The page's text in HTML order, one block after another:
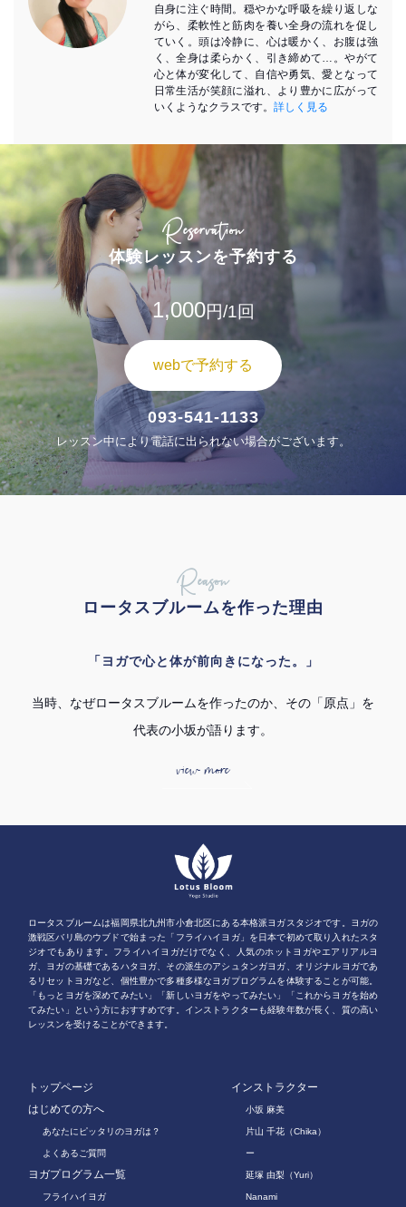
自身に注ぐ時間。穏やかな呼吸を繰り返しな
がら、柔軟性と筋肉を養い全身の流れを促し
ていく。頭は冷静に、心は暖かく、お腹は強
く、全身は柔らかく、引き締めて…。やがて
心と体が変化して、自信や勇気、愛となって
日常生活が笑顔に溢れ、より豊かに広がって
いくようなクラスです。 詳しく見る
Reservation
体験レッスンを予約する
1,000円/1回
webで予約する
093-541-1133
レッスン中により電話に出られない場合がございます。
Reason
ロータスブルームを作った理由
「ヨガで心と体が前向きになった。」
当時、なぜロータスブルームを作ったのか、その「原点」を
代表の小坂が語ります。
view more
ロータスブルームは福岡県北九州市小倉北区にある本格派ヨガスタジオです。ヨガの
激戦区バリ島のウブドで始まった「フライハイヨガ」を日本で初めて取り入れたスタ
ジオでもあります。フライハイヨガだけでなく、人気のホットヨガやエアリアルヨ
ガ、ヨガの基礎であるハタヨガ、その派生のアシュタンガヨガ、オリジナルヨガであ
るリセットヨガなど、個性豊かで多種多様なヨガプログラムを体験することが可能。
「もっとヨガを深めてみたい」「新しいヨガをやってみたい」「これからヨガを始め
てみたい」という方におすすめです。インストラクターも経験年数が長く、質の高い
レッスンを受けることができます。
トップページ
はじめての方へ
あなたにピッタリのヨガは？
よくあるご質問
ヨガプログラム一覧
フライハイヨガ
インストラクター
小坂 麻美
片山 千花（Chika）
ー
延塚 由梨（Yuri）
Nanami